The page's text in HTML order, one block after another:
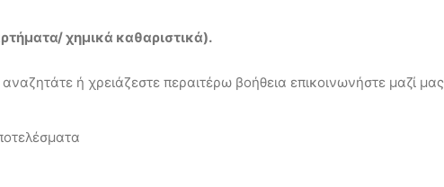
χημικά καθαριστικά).
ή χρειάζεστε περαιτέρω βοήθεια επικοινωνήστε μαζί